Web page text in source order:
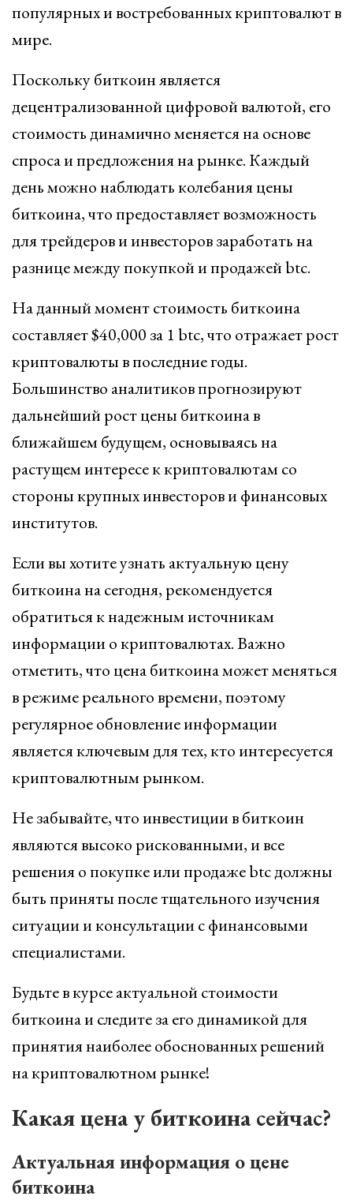
популярных и востребованных криптовалют в
мире.
Поскольку биткоин является
децентрализованной цифровой валютой, его
стоимость динамично меняется на основе
спроса и предложения на рынке. Каждый
день можно наблюдать колебания цены
биткоина, что предоставляет возможность
для трейдеров и инвесторов заработать на
разнице между покупкой и продажей btc.
На данный момент стоимость биткоина
составляет $40,000 за 1 btc, что отражает рост
криптовалюты в последние годы.
Большинство аналитиков прогнозируют
дальнейший рост цены биткоина в
ближайшем будущем, основываясь на
растущем интересе к криптовалютам со
стороны крупных инвесторов и финансовых
институтов.
Если вы хотите узнать актуальную цену
биткоина на сегодня, рекомендуется
обратиться к надежным источникам
информации о криптовалютах. Важно
отметить, что цена биткоина может меняться
в режиме реального времени, поэтому
регулярное обновление информации
является ключевым для тех, кто интересуется
криптовалютным рынком.
Не забывайте, что инвестиции в биткоин
являются высоко рискованными, и все
решения о покупке или продаже btc должны
быть приняты после тщательного изучения
ситуации и консультации с финансовыми
специалистами.
Будьте в курсе актуальной стоимости
биткоина и следите за его динамикой для
принятия наиболее обоснованных решений
на криптовалютном рынке!
Какая цена у биткоина сейчас?
Актуальная информация о цене
биткоина